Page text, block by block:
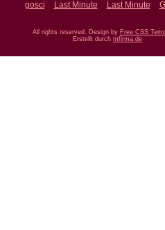
gosci Last Minute Last Minute
All rights reserved. Design by Free CSS
Erstellt durch mfirma.de